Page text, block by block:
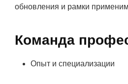
обновления и рамки
Команда
Опыт и специализации